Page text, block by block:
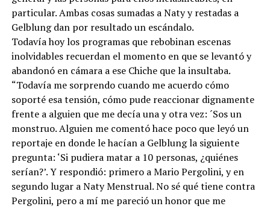
particular. Ambas cosas sumadas a Naty y restadas a
Gelblung dan por resultado un escándalo.
Todavía hoy los programas que rebobinan escenas
inolvidables recuerdan el momento en que se levantó y
abandonó en cámara a ese Chiche que la insultaba.
“Todavía me sorprendo cuando me acuerdo cómo
soporté esa tensión, cómo pude reaccionar dignamente
frente a alguien que me decía una y otra vez: ´Sos un
monstruo. Alguien me comentó hace poco que leyó un
reportaje en donde le hacían a Gelblung la siguiente
pregunta: ‘Si pudiera matar a 10 personas, ¿quiénes
serían?’. Y respondió: primero a Mario Pergolini, y en
segundo lugar a Naty Menstrual. No sé qué tiene contra
Pergolini, pero a mí me pareció un honor que me